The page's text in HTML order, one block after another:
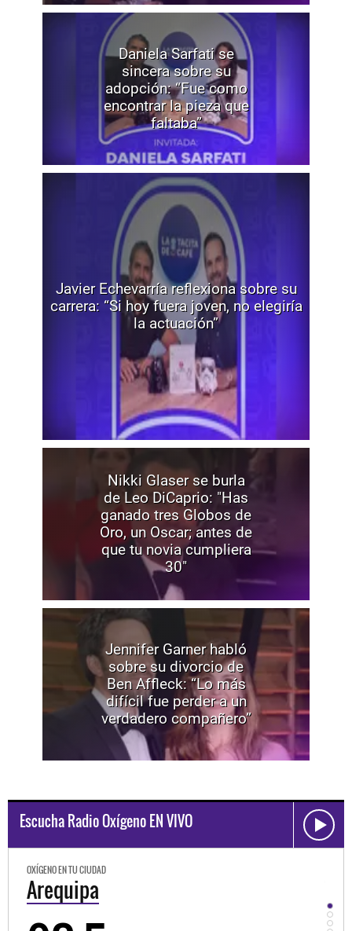
Daniela Sarfati se
sincera sobre su
adopción: “Fue como
encontrar la pieza que
faltaba”
Javier Echevarría reflexiona sobre su
carrera: “Si hoy fuera joven, no elegiría
la actuación”
Nikki Glaser se burla
de Leo DiCaprio: "Has
ganado tres Globos de
Oro, un Oscar; antes de
que tu novia cumpliera
30"
Jennifer Garner habló
sobre su divorcio de
Ben Affleck: “Lo más
difícil fue perder a un
verdadero compañero”
Escucha Radio Oxígeno EN VIVO
OXÍGENO EN TU CIUDAD
Arequipa